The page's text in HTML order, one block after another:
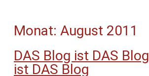
Monat: August 2011
DAS Blog ist DAS Blog
ist DAS Blog